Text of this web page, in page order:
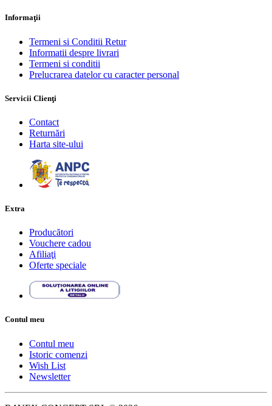
Informaţii
Termeni si Conditii Retur
Informatii despre livrari
Termeni si conditii
Prelucrarea datelor cu caracter personal
Servicii Clienţi
Contact
Returnări
Harta site-ului
Extra
Producători
Vouchere cadou
Afiliaţi
Oferte speciale
Contul meu
Contul meu
Istoric comenzi
Wish List
Newsletter